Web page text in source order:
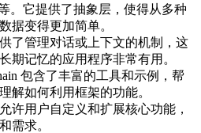
。它提供了抽象层，使得从多种
据变得更加简单。
供了管理对话或上下文的机制，这
期记忆的应用程序非常有用。
包含了丰富的工具和示例，帮
解如何利用框架的功能。
允许用户自定义和扩展核心功能，
需求。